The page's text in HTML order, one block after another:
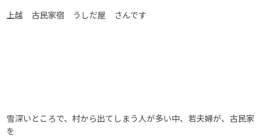
上越 古民家宿 うしだ屋 さんです
雪深いところで、村から出てしまう人が多い中、若夫婦が、古民家
を